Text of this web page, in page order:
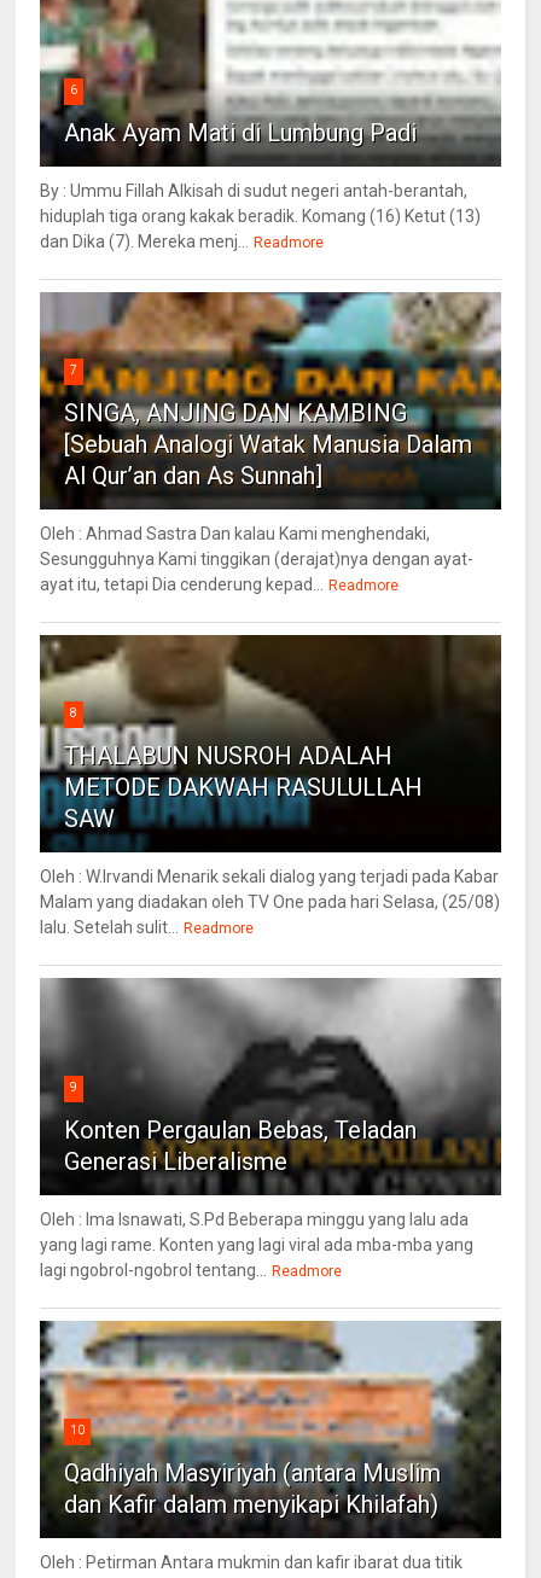
6
Anak Ayam Mati di Lumbung Padi
By : Ummu Fillah Alkisah di sudut negeri antah-berantah,
hiduplah tiga orang kakak beradik. Komang (16) Ketut (13)
dan Dika (7). Mereka menj...
Readmore
7
SINGA, ANJING DAN KAMBING
[Sebuah Analogi Watak Manusia Dalam
Al Qur’an dan As Sunnah]
Oleh : Ahmad Sastra Dan kalau Kami menghendaki,
Sesungguhnya Kami tinggikan (derajat)nya dengan ayat-
ayat itu, tetapi Dia cenderung kepad...
Readmore
8
THALABUN NUSROH ADALAH
METODE DAKWAH RASULULLAH
SAW
Oleh : W.Irvandi Menarik sekali dialog yang terjadi pada Kabar
Malam yang diadakan oleh TV One pada hari Selasa, (25/08)
lalu. Setelah sulit...
Readmore
9
Konten Pergaulan Bebas, Teladan
Generasi Liberalisme
Oleh : Ima Isnawati, S.Pd Beberapa minggu yang lalu ada
yang lagi rame. Konten yang lagi viral ada mba-mba yang
lagi ngobrol-ngobrol tentang...
Readmore
10
Qadhiyah Masyiriyah (antara Muslim
dan Kafir dalam menyikapi Khilafah)
Oleh : Petirman Antara mukmin dan kafir ibarat dua titik